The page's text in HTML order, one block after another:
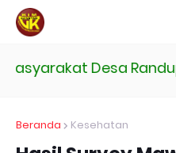
Desa
Beranda Kesehatan